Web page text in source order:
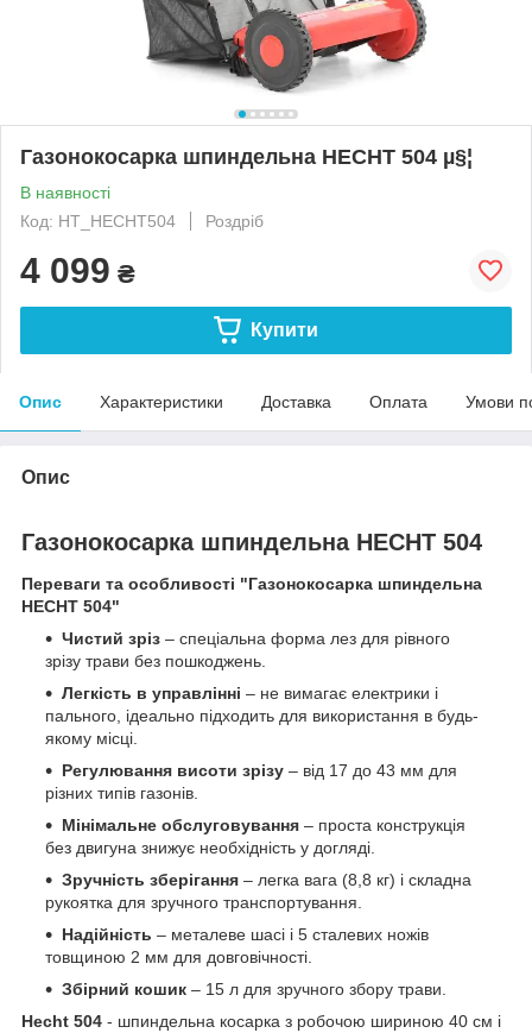
Газонокосарка шпиндельна HECHT 504 µ§¦
В наявності
Код: HT_HECHT504
Роздріб
4 099 ₴
Купити
Опис Характеристики Доставка Оплата Умови
Опис
Газонокосарка шпиндельна HECHT 504
Переваги та особливості "Газонокосарка шпиндельна
HECHT 504"
Чистий зріз – спеціальна форма лез для рівного
зрізу трави без пошкоджень.
Легкість в управлінні – не вимагає електрики і
пального, ідеально підходить для використання в будь-
якому місці.
Регулювання висоти зрізу – від 17 до 43 мм для
різних типів газонів.
Мінімальне обслуговування – проста конструкція
без двигуна знижує необхідність у догляді.
Зручність зберігання – легка вага (8,8 кг) і складна
рукоятка для зручного транспортування.
Надійність – металеве шасі і 5 сталевих ножів
товщиною 2 мм для довговічності.
Збірний кошик – 15 л для зручного збору трави.
Hecht 504 - шпиндельна косарка з робочою шириною 40 см і